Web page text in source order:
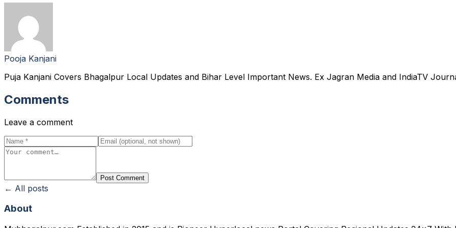
Pooja Kanjani
Puja Kanjani Covers Bhagalpur Local Updates and Bihar Level Important News. Ex Jagran Media and IndiaTV
Comments
Leave a comment
Post Comment
← All posts
About